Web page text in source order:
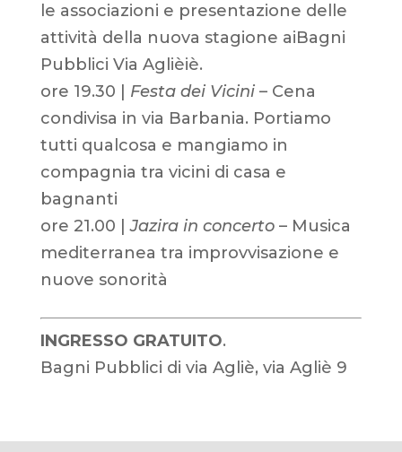
le associazioni e presentazione delle
attività della nuova stagione aiBagni
Pubblici Via Aglièiè.
ore 19.30 | Festa dei Vicini– Cena
condivisa in via Barbania. Portiamo
tutti qualcosa e mangiamo in
compagnia tra vicini di casa e
bagnanti
ore 21.00 |Jazira in concerto– Musica
mediterranea tra improvvisazione e
nuove sonorità
INGRESSO GRATUITO.
Bagni Pubblici di via Agliè, via Agliè 9